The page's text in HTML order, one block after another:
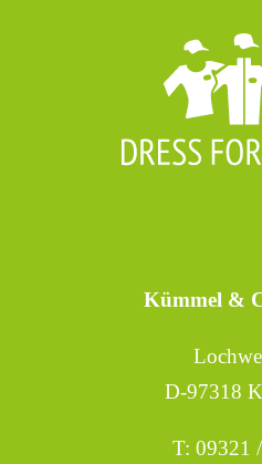
Kümmel &
D-97318
T: 09321